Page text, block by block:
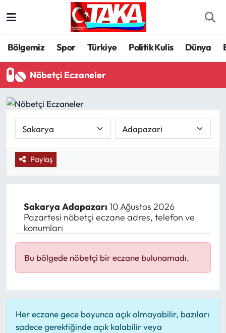
Bölgemiz Spor Türkiye Politik Kulis Dünya
Nöbetçi Eczaneler
Paylaş
Sakarya Adapazarı 10 Ağustos 2026
Pazartesi nöbetçi eczane adres, telefon ve
konumları
Bu bölgede nöbetçi bir eczane bulunamadı.
Her eczane gece boyunca açık olmayabilir, bazıları
sadece gerektiğinde açık kalabilir veya
Spor
Türkiye
Politika
Politik Kulis
Magazin
Mektup Galeri
Köşe Yazıları
Trabzon Hava Durumu
Trabzon Trafik Yoğunluk Haritası
Tüm Manşetler
Son Dakika Haberleri